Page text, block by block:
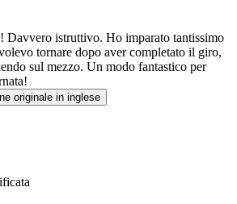
Davvero istruttivo. Ho imparato tantissimo
tornare dopo aver completato il giro,
sul mezzo. Un modo fantastico per
originale in inglese